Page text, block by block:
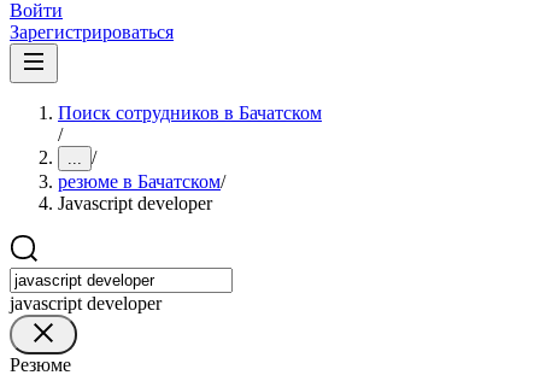
Войти
Зарегистрироваться
Поиск сотрудников в Бачатском
/
... /
резюме в Бачатском/
Javascript developer
javascript developer
Резюме